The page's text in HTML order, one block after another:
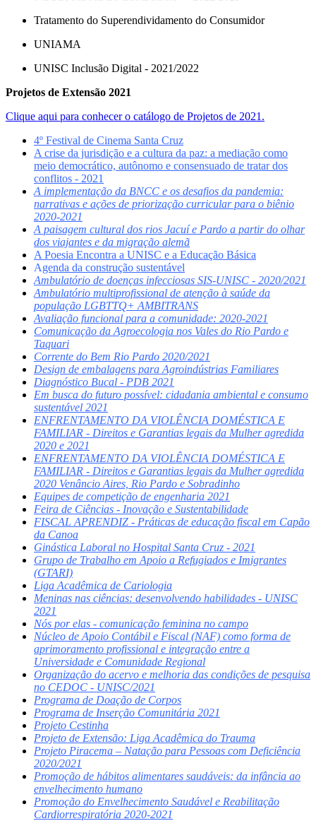
Tratamento do Superendividamento do Consumidor
UNIAMA
UNISC Inclusão Digital - 2021/2022
Projetos de Extensão 2021
Clique aqui para conhecer o catálogo de Projetos de 2021.
4º Festival de Cinema Santa Cruz
A crise da jurisdição e a cultura da paz: a mediação como
meio democrático, autônomo e consensuado de tratar dos
conflitos - 2021
A implementação da BNCC e os desafios da pandemia:
narrativas e ações de priorização curricular para o biênio
2020-2021
A paisagem cultural dos rios Jacuí e Pardo a partir do olhar
dos viajantes e da migração alemã
A Poesia Encontra a UNISC e a Educação Básica
Agenda da construção sustentável
Ambulatório de doenças infecciosas SIS-UNISC - 2020/2021
Ambulatório multiprofissional de atenção à saúde da
população LGBTTQ+ AMBITRANS
Avaliação funcional para a comunidade: 2020-2021
Comunicação da Agroecologia nos Vales do Rio Pardo e
Taquari
Corrente do Bem Rio Pardo 2020/2021
Design de embalagens para Agroindústrias Familiares
Diagnóstico Bucal - PDB 2021
Em busca do futuro possível: cidadania ambiental e consumo
sustentável 2021
ENFRENTAMENTO DA VIOLÊNCIA DOMÉSTICA E
FAMILIAR - Direitos e Garantias legais da Mulher agredida
2020 e 2021
ENFRENTAMENTO DA VIOLÊNCIA DOMÉSTICA E
FAMILIAR - Direitos e Garantias legais da Mulher agredida
2020 Venâncio Aires, Rio Pardo e Sobradinho
Equipes de competição de engenharia 2021
Feira de Ciências - Inovação e Sustentabilidade
FISCAL APRENDIZ - Práticas de educação fiscal em Capão
da Canoa
Ginástica Laboral no Hospital Santa Cruz - 2021
Grupo de Trabalho em Apoio a Refugiados e Imigrantes
(GTARI)
Liga Acadêmica de Cariologia
Meninas nas ciências: desenvolvendo habilidades - UNISC
2021
Nós por elas - comunicação feminina no campo
Núcleo de Apoio Contábil e Fiscal (NAF) como forma de
aprimoramento profissional e integração entre a
Universidade e Comunidade Regional
Organização do acervo e melhoria das condições de pesquisa
no CEDOC - UNISC/2021
Programa de Doação de Corpos
Programa de Inserção Comunitária 2021
Projeto Cestinha
Projeto de Extensão: Liga Acadêmica do Trauma
Projeto Piracema – Natação para Pessoas com Deficiência
2020/2021
Promoção de hábitos alimentares saudáveis: da infância ao
envelhecimento humano
Promoção do Envelhecimento Saudável e Reabilitação
Cardiorrespiratória 2020-2021